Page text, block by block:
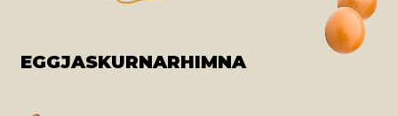
EGGJASKURNARHIMNA